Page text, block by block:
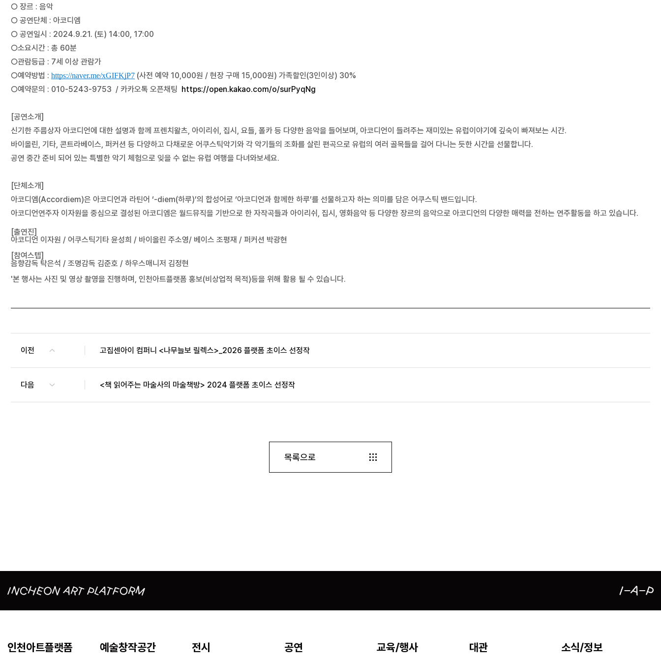
○ 장르 : 음악
○ 공연단체 : 아코디엠
○ 공연일시 : 2024.9.21. (토) 14:00, 17:00
○소요시간 : 총 60분
○관람등급 : 7세 이상 관람가
○예약방법 : https://naver.me/xGIFKjP7 (사전 예약 10,000원 / 현장 구매 15,000원) 가족할인(3인이상) 30%
○예약문의 : 010-5243-9753 / 카카오톡 오픈채팅 https://open.kakao.com/o/surPyqNg
[공연소개]
신기한 주름상자 아코디언에 대한 설명과 함께 프렌치왈츠, 아이리쉬, 집시, 요들, 폴카 등 다양한 음악을 들어보며, 아코디언이 들려주는 재미있는 유럽이야기에 깊숙이 빠져보는 시간.
바이올린, 기타, 콘트라베이스, 퍼커션 등 다양하고 다채로운 어쿠스틱악기와 각 악기들의 조화를 살린 편곡으로 유럽의 여러 골목들을 걸어 다니는 듯한 시간을 선물합니다.
공연 중간 준비 되어 있는 특별한 악기 체험으로 잊을 수 없는 유럽 여행을 다녀와보세요.
[단체소개]
아코디엠(Accordiem)은 아코디언과 라틴어 ‘-diem(하루)’의 합성어로 ‘아코디언과 함께한 하루’를 선물하고자 하는 의미를 담은 어쿠스틱 밴드입니다.
아코디언연주자 이자원을 중심으로 결성된 아코디엠은 월드뮤직을 기반으로 한 자작곡들과 아이리쉬, 집시, 영화음악 등 다양한 장르의 음악으로 아코디언의 다양한 매력을 전하는 연주활동을 하고 있습니다.
[출연진]
아코디언 이자원 / 어쿠스틱기타 윤성희 / 바이올린 주소영/ 베이스 조평재 / 퍼커션 박광현
[참여스텝]
음향감독 탁은석 / 조명감독 김준호 / 하우스매니저 김정현
'본 행사는 사진 및 영상 촬영을 진행하며, 인천아트플랫폼 홍보(비상업적 목적)등을 위해 활용 될 수 있습니다.
이전 고집센아이 컴퍼니 <나무늘보 릴렉스>_2026 플랫폼 초이스 선정작
다음 <책 읽어주는 마술사의 마술책방> 2024 플랫폼 초이스 선정작
목록으로
인천아트플랫폼 예술창작공간 전시 공연 교육/행사 대관 소식/정보